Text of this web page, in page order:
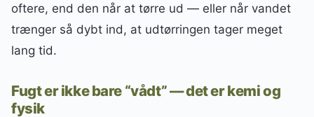
oftere, end den når at tørre ud — eller når vandet
trænger så dybt ind, at udtørringen tager meget
lang tid.
Fugt er ikke bare “vådt” — det er kemi og
fysik